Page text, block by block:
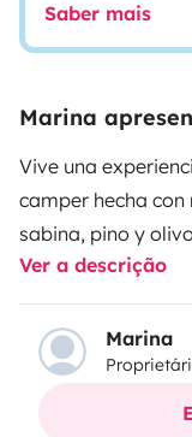
Saber mais
Marina
Vive una
camper hecha
sabina, pino y
cómodamente y
isla!
El interior cuenta
Ver a descrição
Marina